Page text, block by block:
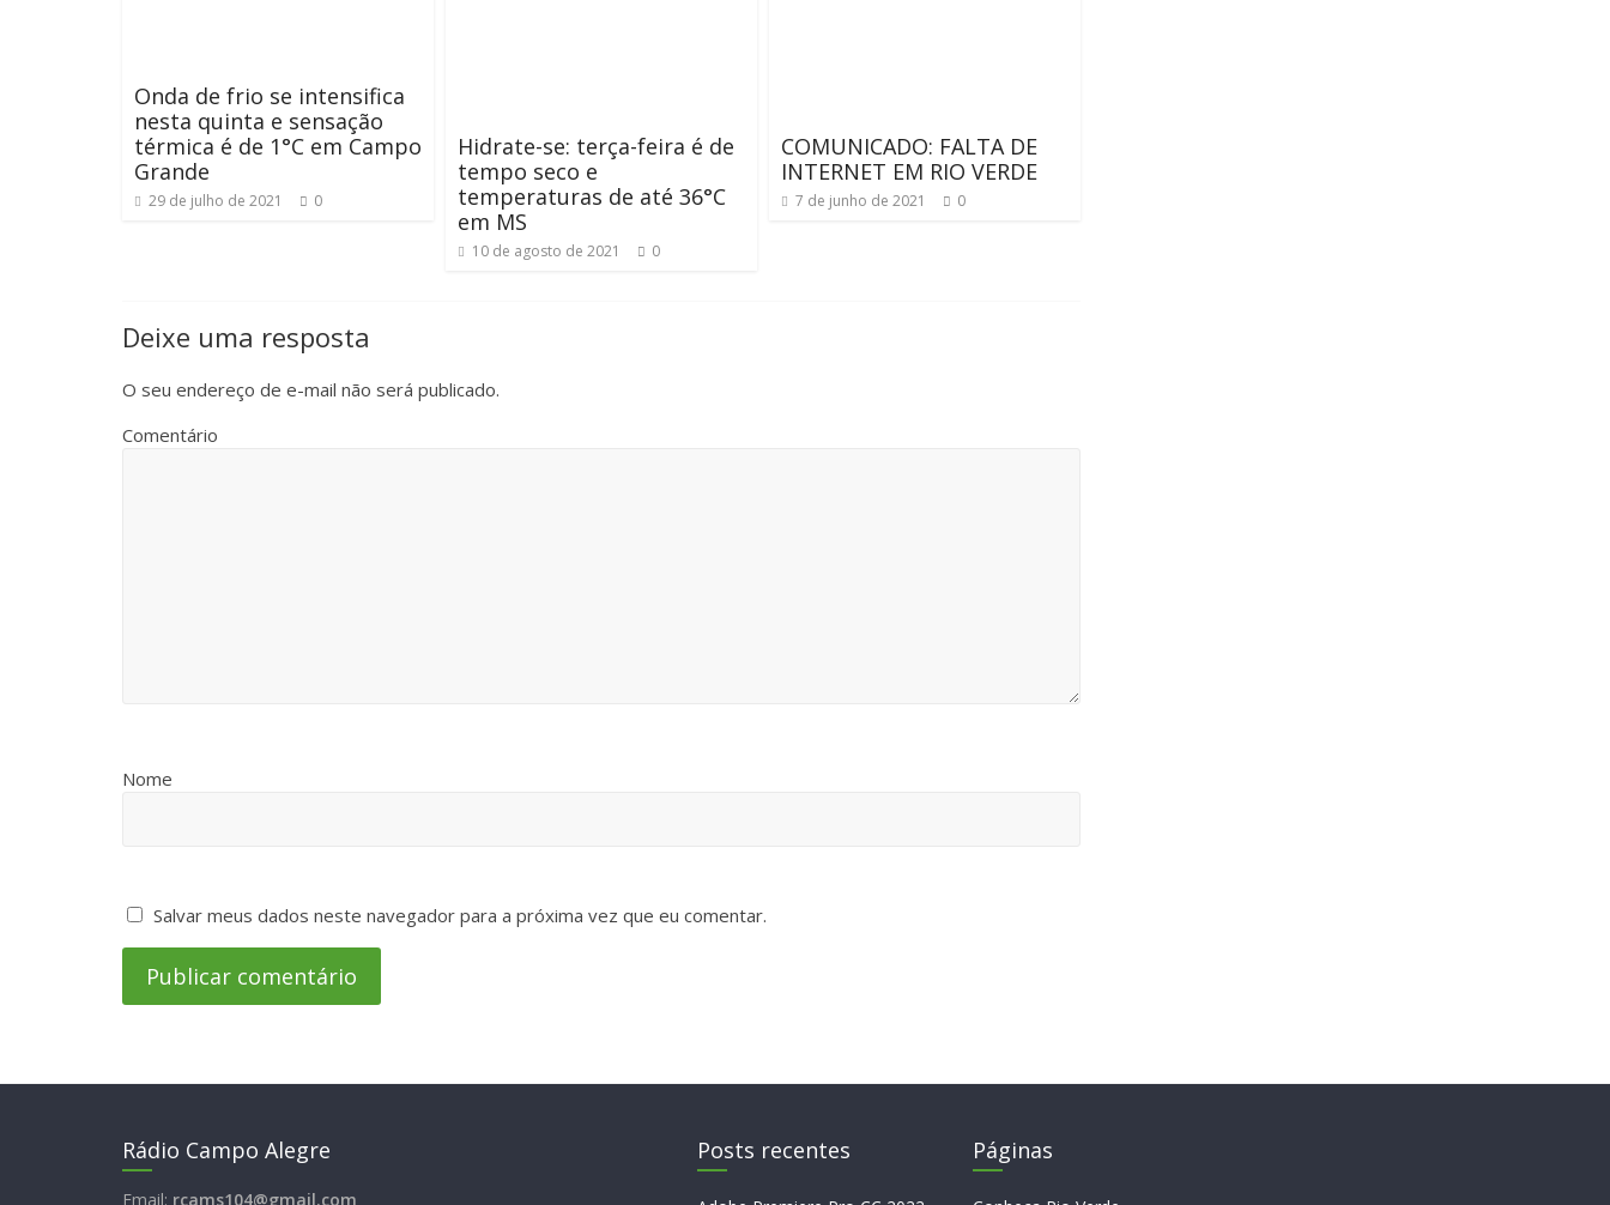
Onda de frio se intensifica
nesta quinta e sensação
térmica é de 1°C em Campo
Grande
29 de julho de 2021 0
Hidrate-se: terça-feira é de
tempo seco e
temperaturas de até 36°C
em MS
10 de agosto de 2021 0
COMUNICADO: FALTA DE
INTERNET EM RIO VERDE
7 de junho de 2021 0
Deixe uma resposta
O seu endereço de e-mail não será publicado.
Comentário
Nome
Salvar meus dados neste navegador para a próxima vez que eu comentar.
Rádio Campo Alegre
Email: rcams104@gmail.com
Posts recentes Páginas